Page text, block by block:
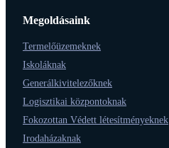
Megoldásaink
Termelőüzemeknek
Iskoláknak
Generálkivitelezőknek
Logisztikai központoknak
Fokozottan Védett létesítményeknek
Irodaházaknak